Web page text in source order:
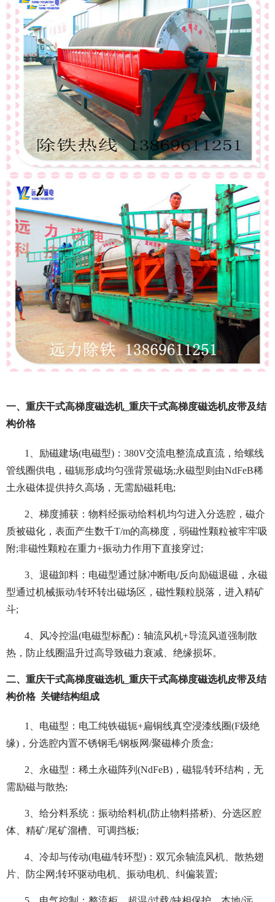
一、重庆干式高梯度磁选机_重庆干式高梯度磁选机皮带及结
构价格
1、励磁建场(电磁型)：380V交流电整流成直流，给螺线
管线圈供电，磁轭形成均匀强背景磁场;永磁型则由NdFeB稀
土永磁体提供持久高场，无需励磁耗电;
2、梯度捕获：物料经振动给料机均匀进入分选腔，磁介
质被磁化，表面产生数千T/m的高梯度，弱磁性颗粒被牢牢吸
附;非磁性颗粒在重力+振动力作用下直接穿过;
3、退磁卸料：电磁型通过脉冲断电/反向励磁退磁，永磁
型通过机械振动/转环转出磁场区，磁性颗粒脱落，进入精矿
斗;
4、风冷控温(电磁型标配)：轴流风机+导流风道强制散
热，防止线圈温升过高导致磁力衰减、绝缘损坏。
二、重庆干式高梯度磁选机_重庆干式高梯度磁选机皮带及结
构价格 关键结构组成
1、 电磁型：电工纯铁磁轭+扁铜线真空浸漆线圈(F级绝
缘)，分选腔内置不锈钢毛/钢板网/聚磁棒介质盒;
2、永磁型：稀土永磁阵列(NdFeB)，磁辊/转环结构，无
需励磁与散热;
3、给分料系统：振动给料机(防止物料搭桥)、分选区腔
体、精矿/尾矿溜槽、可调挡板;
4、冷却与传动(电磁/转环型)：双冗余轴流风机、散热翅
片、防尘网;转环驱动电机、振动电机、纠偏装置;